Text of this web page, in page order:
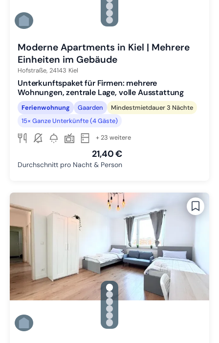
Zu Slide 3 wechseln
Zu Slide 4 wechseln
Zu Slide 5 wechseln
Zu Slide 6 wechseln
Moderne Apartments in Kiel | Mehrere
Einheiten im Gebäude
Hofstraße, 24143 Kiel
Unterkunftspaket für Firmen: mehrere
Wohnungen, zentrale Lage, volle Ausstattung
Ferienwohnung Gaarden
Mindestmietdauer 3 Nächte
15× Ganze Unterkünfte (4 Gäste)
+ 23 weitere
21,40 €
Durchschnitt pro Nacht & Person
gallery.slide_selector
Zu Slide 1 wechseln
Zu Slide 2 wechseln
Zu Slide 3 wechseln
Zu Slide 4 wechseln
Zu Slide 5 wechseln
Zu Slide 6 wechseln